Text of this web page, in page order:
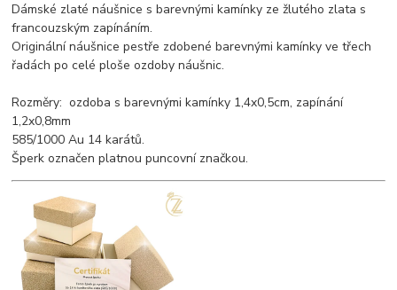
Dámské zlaté náušnice s barevnými kamínky ze žlutého zlata s
francouzským zapínáním.
Originální náušnice pestře zdobené barevnými kamínky ve třech
řadách po celé ploše ozdoby náušnic.
Rozměry: ozdoba s barevnými kamínky 1,4x0,5cm, zapínání
1,2x0,8mm
585/1000 Au 14 karátů.
Šperk označen platnou puncovní značkou.